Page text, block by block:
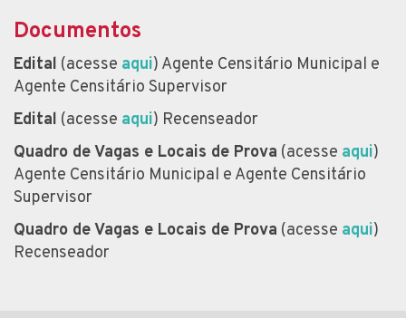
Documentos
Edital (acesse aqui) Agente Censitário Municipal e
Agente Censitário Supervisor
Edital (acesse aqui) Recenseador
Quadro de Vagas e Locais de Prova (acesse aqui)
Agente Censitário Municipal e Agente Censitário
Supervisor
Quadro de Vagas e Locais de Prova (acesse aqui)
Recenseador